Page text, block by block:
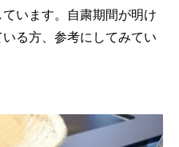
います。自粛期間が明け
る方、参考にしてみてい